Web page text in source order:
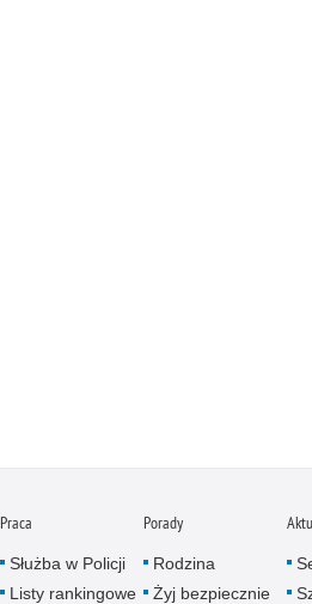
Praca
Służba w Policji
Listy rankingowe
Porady
Rodzina
Żyj bezpiecznie